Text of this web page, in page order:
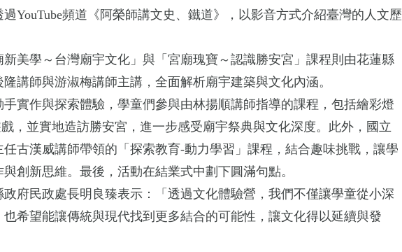
YouTube頻道《阿榮師講文史、鐵道》，以影音方式介紹臺灣的人文歷
美學～台灣廟宇文化」與「宮廟瑰寶～認識勝安宮」課程則由花蓮縣
講師與游淑梅講師主講，全面解析廟宇建築與文化內涵。
手實作與探索體驗，學童們參與由林揚順講師指導的課程，包括繪彩燈
，並實地造訪勝安宮，進一步感受廟宇祭典與文化深度。此外，國立
古漢威講師帶領的「探索教育-動力學習」課程，結合趣味挑戰，讓學
創新思維。最後，活動在結業式中劃下圓滿句點。
府民政處長明良臻表示：「透過文化體驗營，我們不僅讓學童從小深
也希望能讓傳統與現代找到更多結合的可能性，讓文化得以延續與發